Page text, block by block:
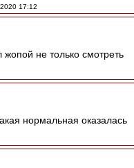
17:12
жопой не только смотреть
нормальная оказалась